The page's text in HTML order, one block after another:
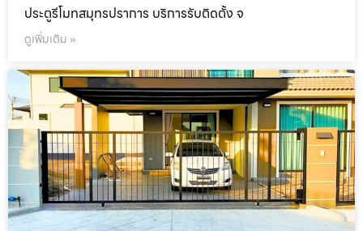
ประตูรีโมทสมุทรปราการ บริการรับติดตั้ง จ
ดูเพิ่มเติม »